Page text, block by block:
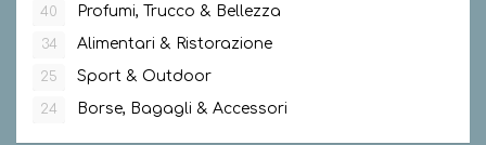
40 Profumi, Trucco & Bellezza
34 Alimentari & Ristorazione
25 Sport & Outdoor
24 Borse, Bagagli & Accessori